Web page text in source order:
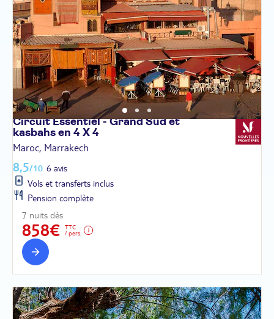
Circuit Essentiel - Grand Sud et
kasbahs en 4 X 4
Maroc, Marrakech
8,5/10 6 avis
Vols et transferts inclus
Pension complète
7 nuits dès
858€
TTC
/ pers.